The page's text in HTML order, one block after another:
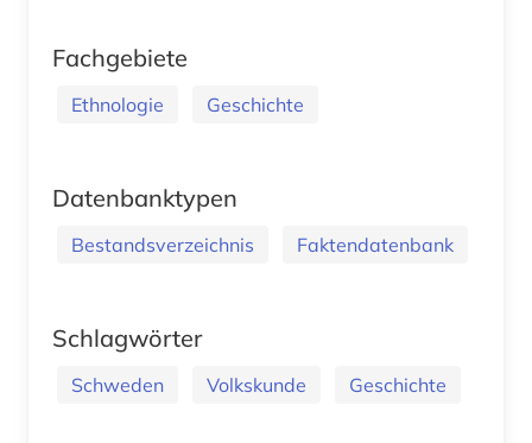
Fachgebiete
Ethnologie Geschichte
Datenbanktypen
Bestandsverzeichnis Faktendatenbank
Schlagwörter
Schweden Volkskunde Geschichte